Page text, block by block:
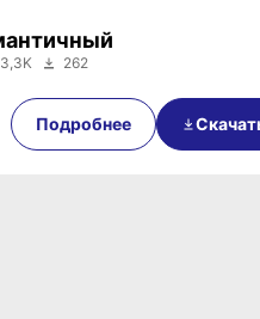
00:35
3,3K 262
Подробнее